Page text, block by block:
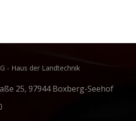
- Haus der Landtechnik
25, 97944 Boxberg-Seehof